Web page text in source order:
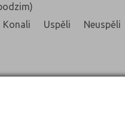
Konali Uspěli Neuspěli